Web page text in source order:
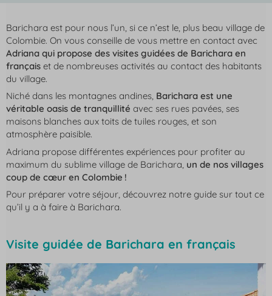
Barichara est pour nous l’un, si ce n’est le, plus beau village de
Colombie. On vous conseille de vous mettre en contact avec
Adriana qui propose des visites guidées de Barichara en
français et de nombreuses activités au contact des habitants
du village.
Niché dans les montagnes andines, Barichara est une
véritable oasis de tranquillité avec ses rues pavées, ses
maisons blanches aux toits de tuiles rouges, et son
atmosphère paisible.
Adriana propose différentes expériences pour profiter au
maximum du sublime village de Barichara, un de nos villages
coup de cœur en Colombie !
Pour préparer votre séjour, découvrez notre guide sur tout ce
qu’il y a à faire à Barichara.
Visite guidée de Barichara en français